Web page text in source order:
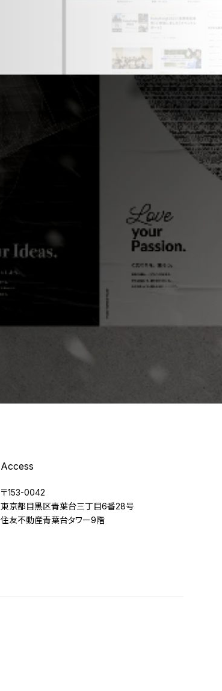
Access
〒153-0042
東京都目黒区青葉台三丁目6番28号
住友不動産青葉台タワー9階